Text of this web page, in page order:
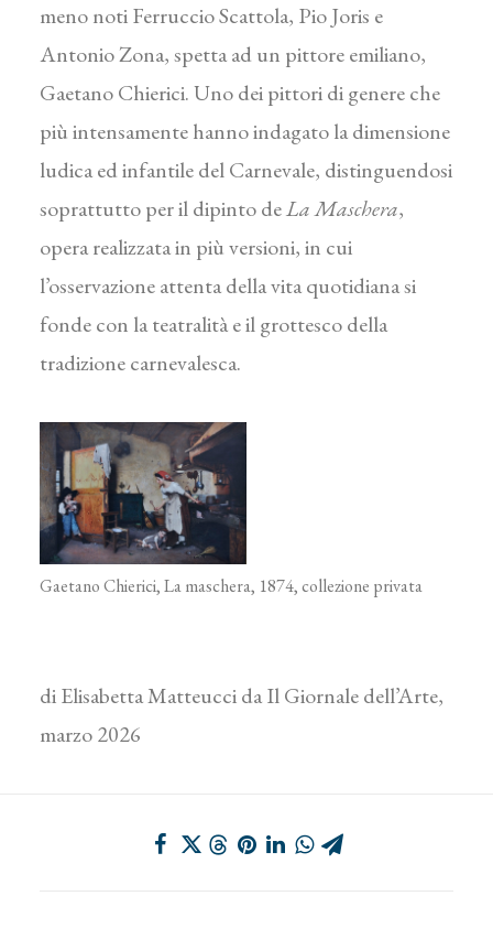
meno noti Ferruccio Scattola, Pio Joris e
Antonio Zona, spetta ad un pittore emiliano,
Gaetano Chierici. Uno dei pittori di genere che
più intensamente hanno indagato la dimensione
ludica ed infantile del Carnevale, distinguendosi
soprattutto per il dipinto deLa Maschera,
opera realizzata in più versioni, in cui
l’osservazione attenta della vita quotidiana si
fonde con la teatralità e il grottesco della
tradizione carnevalesca.
Gaetano Chierici, La maschera, 1874, collezione privata
di Elisabetta Matteucci da Il Giornale dell’Arte,
marzo 2026